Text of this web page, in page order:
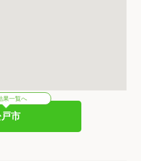
果一覧へ
市